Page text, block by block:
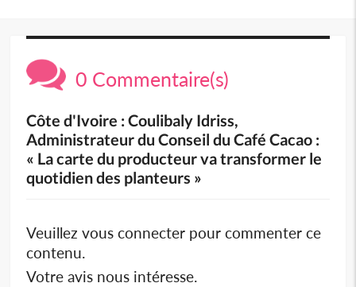
0 Commentaire(s)
Côte d'Ivoire : Coulibaly Idriss,
Administrateur du Conseil du Café Cacao :
« La carte du producteur va transformer le
quotidien des planteurs »
Veuillez vous connecter pour commenter ce
contenu.
Votre avis nous intéresse.